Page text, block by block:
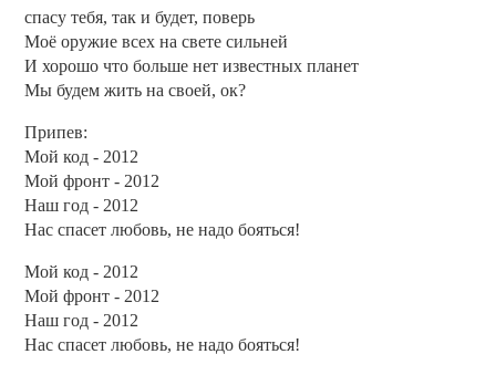
спасу тебя, так и будет, поверь
Моё оружие всех на свете сильней
И хорошо что больше нет известных планет
Мы будем жить на своей, ок?
Припев:
Мой код - 2012
Мой фронт - 2012
Наш год - 2012
Нас спасет любовь, не надо бояться!
Мой код - 2012
Мой фронт - 2012
Наш год - 2012
Нас спасет любовь, не надо бояться!